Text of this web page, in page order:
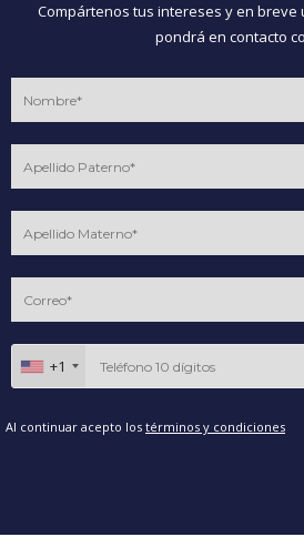
Compártenos tus intereses y en breve
pondrá en contacto
+1
Al continuar acepto los términos y condiciones